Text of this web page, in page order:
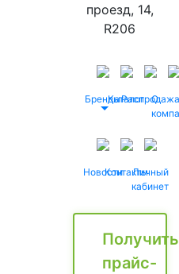
проезд, 14,
R206
БрендыКаталог
Распродажа
О
НовостиКонтактыЛичный
кабинет
Получить
прайс-